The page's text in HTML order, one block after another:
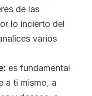
de las
lo incierto del
varios
es fundamental
a ti mismo, a